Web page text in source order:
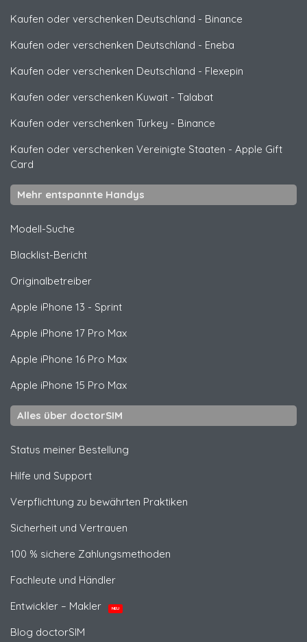
Kaufen oder verschenken Deutschland - Binance
Kaufen oder verschenken Deutschland - Eneba
Kaufen oder verschenken Deutschland - Flexepin
Kaufen oder verschenken Kuwait - Talabat
Kaufen oder verschenken Turkey - Binance
Kaufen oder verschenken Vereinigte Staaten - Apple Gift
Card
Mehr entspannte Handys
Modell-Suche
Blacklist-Bericht
Originalbetreiber
Apple iPhone 13 - Sprint
Apple iPhone 17 Pro Max
Apple iPhone 16 Pro Max
Apple iPhone 15 Pro Max
Alles über doctorSIM
Status meiner Bestellung
Hilfe und Support
Verpflichtung zu bewährten Praktiken
Sicherheit und Vertrauen
100 % sichere Zahlungsmethoden
Fachleute und Händler
Entwickler – Makler
NEU
Blog doctorSIM